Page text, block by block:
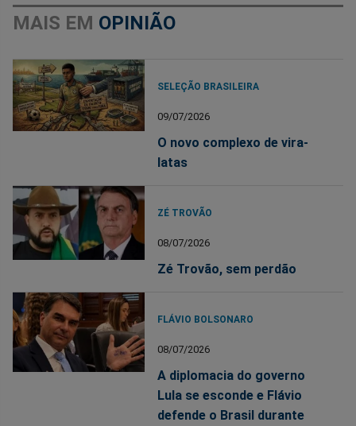
MAIS EM OPINIÃO
SELEÇÃO BRASILEIRA
09/07/2026
O novo complexo de vira-
latas
ZÉ TROVÃO
08/07/2026
Zé Trovão, sem perdão
FLÁVIO BOLSONARO
08/07/2026
A diplomacia do governo
Lula se esconde e Flávio
defende o Brasil durante